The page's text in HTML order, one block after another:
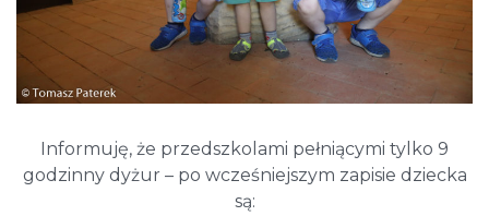
Informuję, że przedszkolami pełniącymi tylko 9
godzinny dyżur – po wcześniejszym zapisie dziecka
są: